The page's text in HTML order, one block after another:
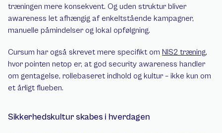
træningen mere konsekvent. Og uden struktur bliver
awareness let afhængig af enkeltstående kampagner,
manuelle påmindelser og lokal opfølgning.
Cursum har også skrevet mere specifikt om NIS2 træning,
hvor pointen netop er, at god security awareness handler
om gentagelse, rollebaseret indhold og kultur – ikke kun om
et årligt flueben.
Sikkerhedskultur skabes i hverdagen